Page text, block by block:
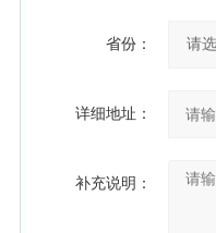
省份：
详细地址：
补充说明：